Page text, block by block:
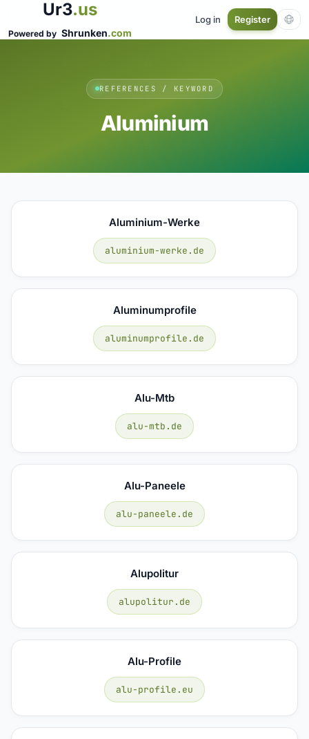
Ur3.us
Powered by Shrunken.com
Log in Register
REFERENCES / KEYWORD
Aluminium
Aluminium-Werke
aluminium-werke.de
Aluminumprofile
aluminumprofile.de
Alu-Mtb
alu-mtb.de
Alu-Paneele
alu-paneele.de
Alupolitur
alupolitur.de
Alu-Profile
alu-profile.eu